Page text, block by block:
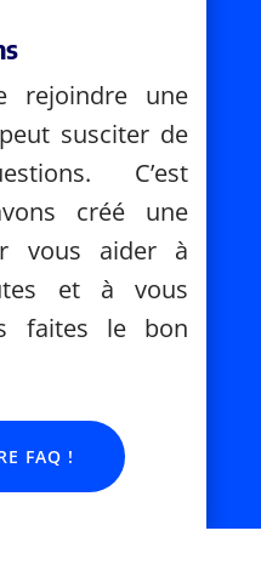
rejoindre une
susciter de
C’est
créé une
vous aider à
et à vous
faites le bon
FAQ !